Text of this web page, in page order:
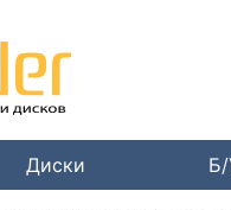
Диски